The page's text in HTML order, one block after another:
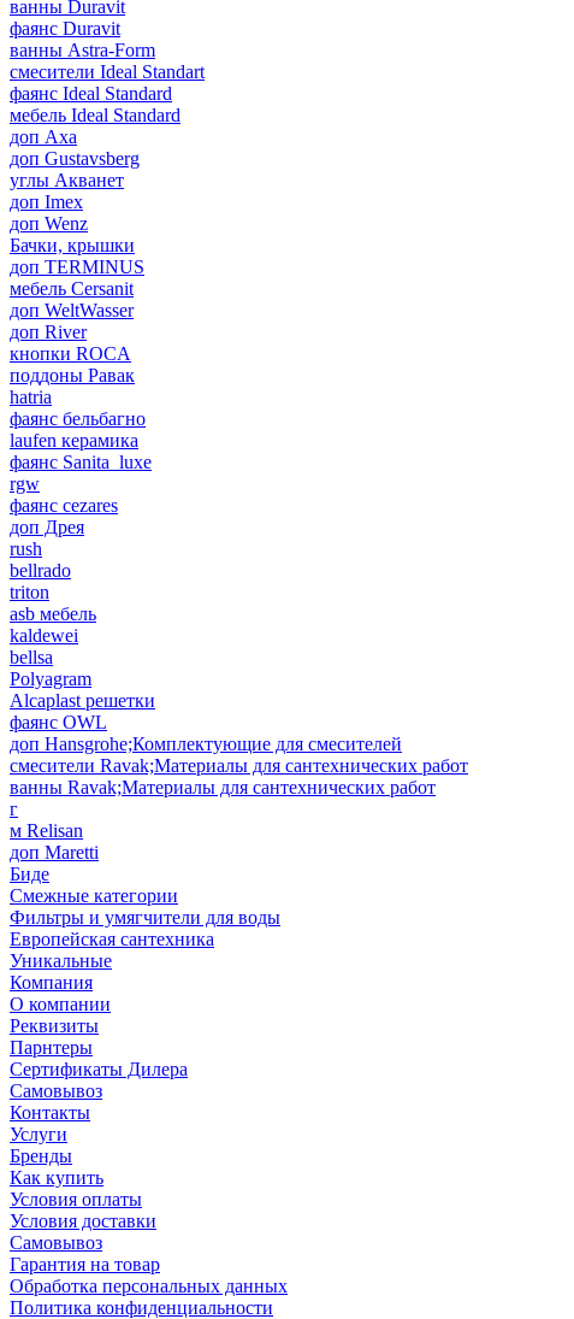
ванны Duravit
фаянс Duravit
ванны Astra-Form
смесители Ideal Standart
фаянс Ideal Standard
мебель Ideal Standard
доп Axa
доп Gustavsberg
углы Акванет
доп Imex
доп Wenz
Бачки, крышки
доп TERMINUS
мебель Cersanit
доп WeltWasser
доп River
кнопки ROCA
поддоны Равак
hatria
фаянс бельбагно
laufen керамика
фаянс Sanita_luxe
rgw
фаянс cezares
доп Дрея
rush
bellrado
triton
asb мебель
kaldewei
bellsa
Polyagram
Alcaplast решетки
фаянс OWL
доп Hansgrohe;Комплектующие для смесителей
смесители Ravak;Материалы для сантехнических работ
ванны Ravak;Материалы для сантехнических работ
г
м Relisan
доп Maretti
Биде
Смежные категории
Фильтры и умягчители для воды
Европейская сантехника
Уникальные
Компания
О компании
Реквизиты
Парнтеры
Сертификаты Дилера
Самовывоз
Контакты
Услуги
Бренды
Как купить
Условия оплаты
Условия доставки
Самовывоз
Гарантия на товар
Обработка персональных данных
Политика конфиденциальности